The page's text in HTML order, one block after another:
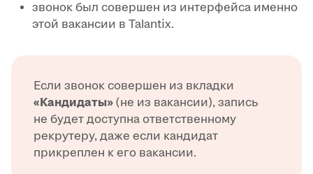
звонок был совершен из интерфейса именно
этой вакансии в Talantix.
Если звонок совершен из вкладки
«Кандидаты» (не из вакансии), запись
не будет доступна ответственному
рекрутеру, даже если кандидат
прикреплен к его вакансии.